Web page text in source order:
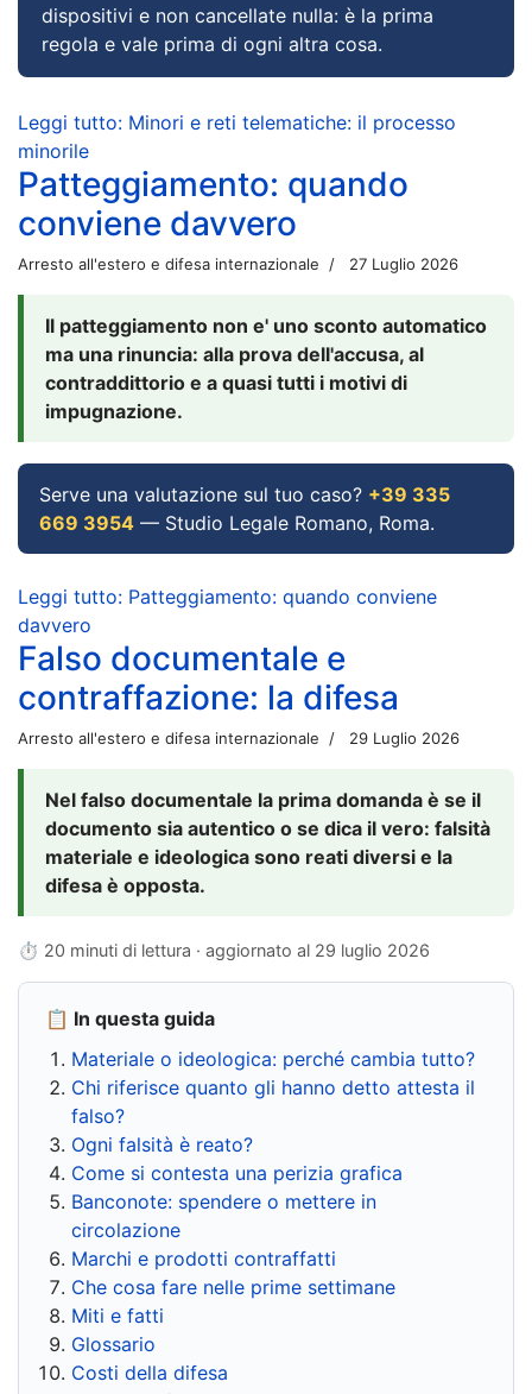
dispositivi e non cancellate nulla: è la prima
regola e vale prima di ogni altra cosa.
Leggi tutto: Minori e reti telematiche: il processo
minorile
Patteggiamento: quando
conviene davvero
Arresto all'estero e difesa internazionale 27 Luglio 2026
Il patteggiamento non e' uno sconto automatico
ma una rinuncia: alla prova dell'accusa, al
contraddittorio e a quasi tutti i motivi di
impugnazione.
Serve una valutazione sul tuo caso? +39 335
669 3954 — Studio Legale Romano, Roma.
Leggi tutto: Patteggiamento: quando conviene
davvero
Falso documentale e
contraffazione: la difesa
Arresto all'estero e difesa internazionale 29 Luglio 2026
Nel falso documentale la prima domanda è se il
documento sia autentico o se dica il vero: falsità
materiale e ideologica sono reati diversi e la
difesa è opposta.
⏱ 20 minuti di lettura · aggiornato al 29 luglio 2026
📋 In questa guida
Materiale o ideologica: perché cambia tutto?
Chi riferisce quanto gli hanno detto attesta il
falso?
Ogni falsità è reato?
Come si contesta una perizia grafica
Banconote: spendere o mettere in
circolazione
Marchi e prodotti contraffatti
Che cosa fare nelle prime settimane
Miti e fatti
Glossario
Costi della difesa